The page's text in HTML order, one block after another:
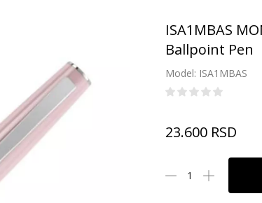
ISA1MBAS
Ballpoint Pen
Model: ISA1MBAS
23.600 RSD